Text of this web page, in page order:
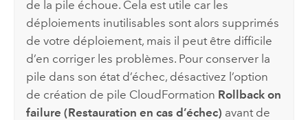
de la pile échoue. Cela est utile car les
déploiements inutilisables sont alors supprimés
de votre déploiement, mais il peut être difficile
d’en corriger les problèmes. Pour conserver la
pile dans son état d’échec, désactivez l’option
de création de pile CloudFormation Rollback on
failure (Restauration en cas d’échec) avant de